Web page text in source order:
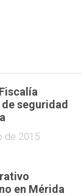
seguridad
de 2015
en Mérida